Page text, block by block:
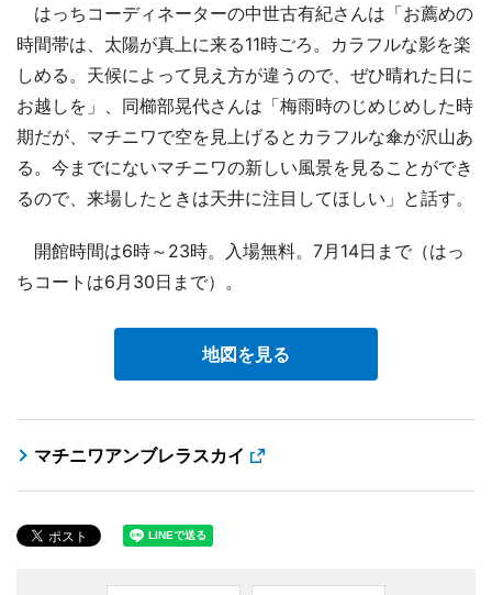
はっちコーディネーターの中世古有紀さんは「お薦めの
時間帯は、太陽が真上に来る11時ごろ。カラフルな影を楽
しめる。天候によって見え方が違うので、ぜひ晴れた日に
お越しを」、同櫛部晃代さんは「梅雨時のじめじめした時
期だが、マチニワで空を見上げるとカラフルな傘が沢山あ
る。今までにないマチニワの新しい風景を見ることができ
るので、来場したときは天井に注目してほしい」と話す。
開館時間は6時～23時。入場無料。7月14日まで（はっ
ちコートは6月30日まで）。
地図を見る
マチニワアンブレラスカイ